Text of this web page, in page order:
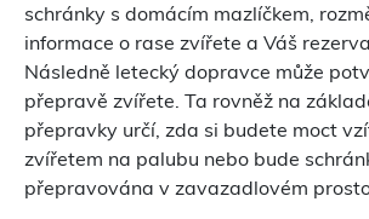
schránky s domácím mazlíčkem,
informace o rase zvířete a Váš
Následně letecký dopravce může
přepravě zvířete. Ta rovněž na
přepravky určí, zda si budete moct
zvířetem na palubu nebo bude
přepravována v zavazadlovém